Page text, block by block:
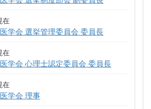
在
学会 選挙管理委員会 委員長
在
学会 心理士認定委員会 委員長
在
学会 理事